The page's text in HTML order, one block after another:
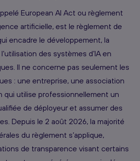
European AI Act ou règlement
artificielle, est le règlement de
encadre le développement, la
des systèmes d’IA en
Il ne concerne pas seulement les
: une entreprise, une association
qui utilise professionnellement un
de déployeur et assumer des
Depuis le 2 août 2026, la majorité
du règlement s’applique,
de transparence visant certains